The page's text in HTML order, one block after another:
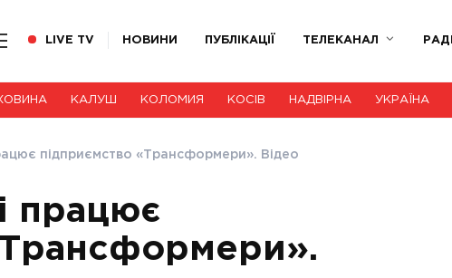
LIVE TV НОВИНИ ПУБЛІКАЦІЇ ТЕЛЕКАНАЛ
КАЛУШ КОЛОМИЯ КОСІВ НАДВІРНА УКРАЇНА
підприємство «Трансформери». Відео
працює